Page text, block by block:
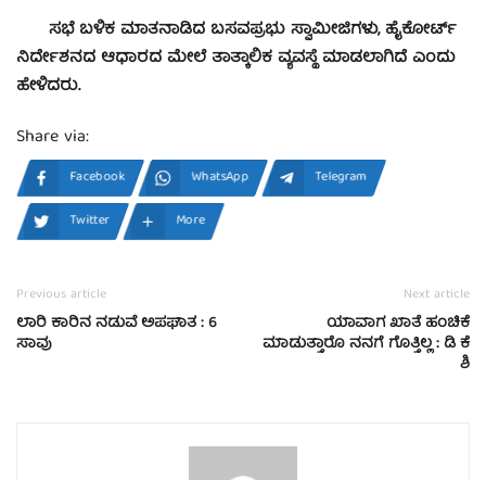
ಸಭೆ ಬಳಿಕ ಮಾತನಾಡಿದ ಬಸವಪ್ರಭು ಸ್ವಾಮೀಜಿಗಳು, ಹೈಕೋರ್ಟ್
ನಿರ್ದೇಶನದ ಆಧಾರದ ಮೇಲೆ ತಾತ್ಕಾಲಿಕ ವ್ಯವಸ್ಥೆ ಮಾಡಲಾಗಿದೆ ಎಂದು
ಹೇಳಿದರು.
Share via:
Facebook WhatsApp
Telegram
Twitter
More
Previous article
ಲಾರಿ ಕಾರಿನ ನಡುವೆ ಅಪಘಾತ : 6
ಸಾವು
Next article
ಯಾವಾಗ ಖಾತೆ ಹಂಚಿಕೆ
ಮಾಡುತ್ತಾರೊ ನನಗೆ ಗೊತ್ತಿಲ್ಲ : ಡಿ ಕೆ
ಶಿ